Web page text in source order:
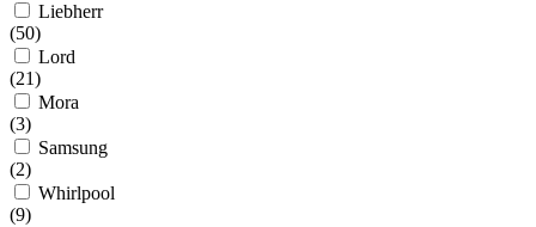
Liebherr
(50)
Lord
(21)
Mora
(3)
Samsung
(2)
Whirlpool
(9)